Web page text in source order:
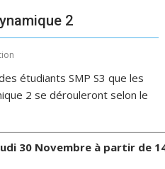
2
étudiants SMP S3 que les
2 se dérouleront selon le
30 Novembre à partir de